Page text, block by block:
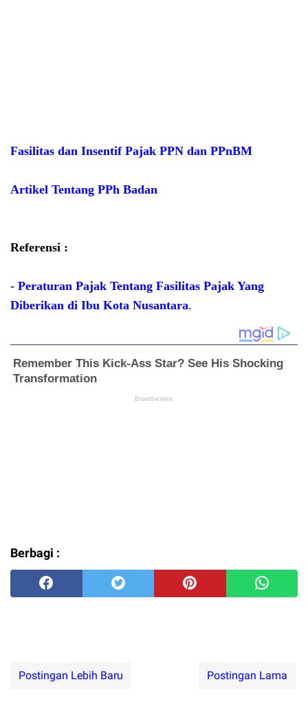
Fasilitas dan Insentif Pajak PPN dan PPnBM
Artikel Tentang PPh Badan
Referensi :
- Peraturan Pajak Tentang Fasilitas Pajak Yang
Diberikan di Ibu Kota Nusantara.
Berbagi :
Postingan Lebih Baru Postingan Lama